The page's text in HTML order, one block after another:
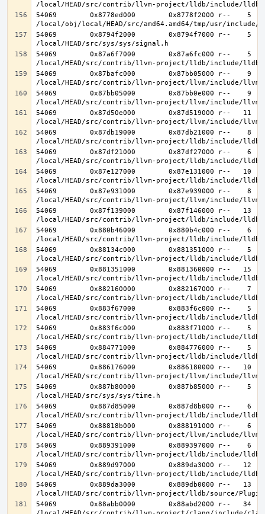
54069        0x8778ed000        0x8778f2000 r--    5
54069        0x8794f2000        0x8794f7000 r--    5
54069        0x87a6f7000        0x87a6fc000 r--    5
54069        0x87bafc000        0x87bb05000 r--    9
54069        0x87bb05000        0x87bb0e000 r--    9
54069        0x87d50e000        0x87d519000 r--   11
54069        0x87db19000        0x87db21000 r--    8
54069        0x87df21000        0x87df27000 r--    6
54069        0x87e127000        0x87e131000 r--   10
54069        0x87e931000        0x87e939000 r--    8
54069        0x87f139000        0x87f146000 r--   13
54069        0x880b46000        0x880b4c000 r--    6
54069        0x88134c000        0x881351000 r--    5
54069        0x881351000        0x881360000 r--   15
54069        0x882160000        0x882167000 r--    7
54069        0x883f67000        0x883f6c000 r--    5
54069        0x883f6c000        0x883f71000 r--    5
54069        0x884771000        0x884776000 r--    5
54069        0x886176000        0x886180000 r--   10
54069        0x887b80000        0x887b85000 r--    5
54069        0x887d85000        0x887d8b000 r--    6
54069        0x88818b000        0x888191000 r--    6
54069        0x889391000        0x889397000 r--    6
54069        0x889d97000        0x889da3000 r--   12
54069        0x889da3000        0x889db0000 r--   13
54069        0x88abb0000        0x88abd2000 r--   34